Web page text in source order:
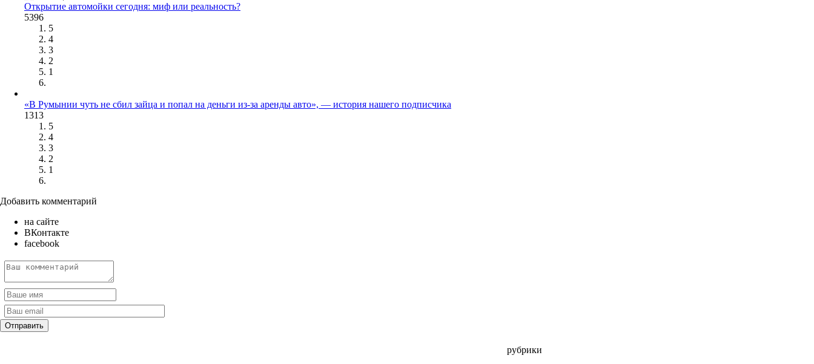
Открытие автомойки сегодня: миф или реальность?
5396
5
4
3
2
1
«В Румынии чуть не сбил зайца и попал на деньги из-за аренды авто», — история нашего подписчика
1313
5
4
3
2
1
Добавить комментарий
на сайте
ВКонтакте
facebook
рубрики